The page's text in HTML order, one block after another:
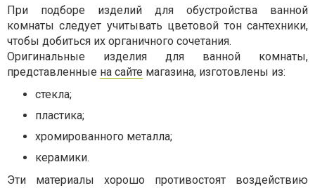
При подборе изделий для обустройства ванной
комнаты следует учитывать цветовой тон сантехники,
чтобы добиться их органичного сочетания.
Оригинальные изделия для ванной комнаты,
представленные на сайте магазина, изготовлены из:
стекла;
пластика;
хромированного металла;
керамики.
Эти материалы хорошо противостоят воздействию